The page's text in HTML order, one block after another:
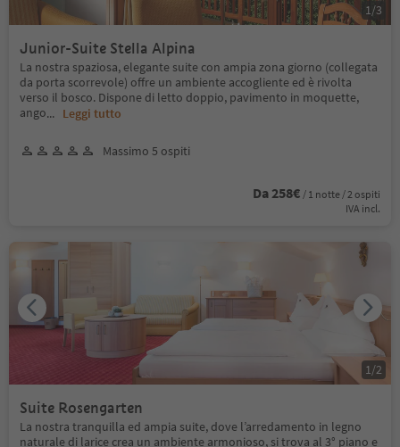
Junior-Suite Stella Alpina
La nostra spaziosa, elegante suite con ampia zona giorno (collegata
da porta scorrevole) offre un ambiente accogliente ed è rivolta
verso il bosco. Dispone di letto doppio, pavimento in moquette,
ango... Leggi tutto
Massimo 5 ospiti
Da 258€ / 1 notte / 2 ospiti
IVA incl.
1 /3
Suite Rosengarten
La nostra tranquilla ed ampia suite, dove l’arredamento in legno
naturale di larice crea un ambiente armonioso, si trova al 3° piano e
1 /2